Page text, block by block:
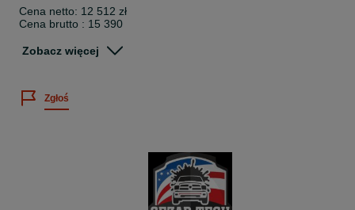
Cena netto: 12 512 zł
Cena brutto : 15 390
pośredników
Zagęszczarka RPX 35/50 to maszyna z nowej serii zagęszczarek
angielskiego producenta Belle przeznaczona do pracy w ciężkich
zwiększenie siły zagęszczania, co skraca czas pracy przy jeszcze
głębszym i dokładniejszym zagęszczeniu podłoża.
Zagęszczarka wyposażona jest w licznik motogodzin z
Zobacz więcej
Zgłoś